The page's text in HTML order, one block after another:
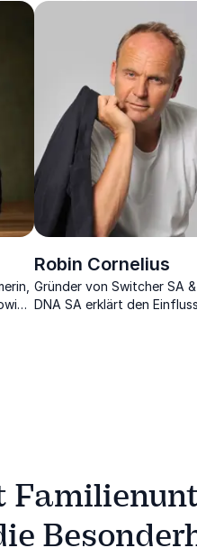
wie Sie die Zukunft der
Robin Cornelius
Gründer von Switcher SA
DNA SA erklärt den